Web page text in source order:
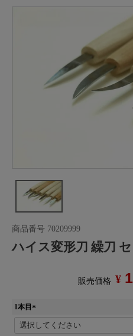
商品番号 70209999
ハイス変形刀 繰刀
販売価格 ¥
1本目
(
必